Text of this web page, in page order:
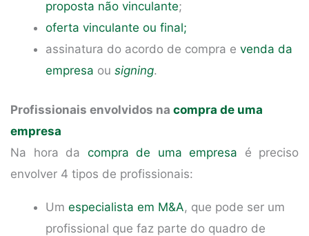
proposta não vinculante;
oferta vinculante ou final;
assinatura do acordo de compra e venda da
empresa ou signing.
Profissionais envolvidos na compra de uma
empresa
Na hora da compra de uma empresa é preciso
envolver 4 tipos de profissionais:
Um especialista em M&A, que pode ser um
profissional que faz parte do quadro de